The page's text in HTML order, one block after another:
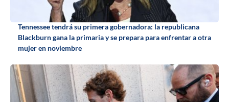
Tennessee tendrá su primera gobernadora: la republicana
Blackburn gana la primaria y se prepara para enfrentar a otra
mujer en noviembre